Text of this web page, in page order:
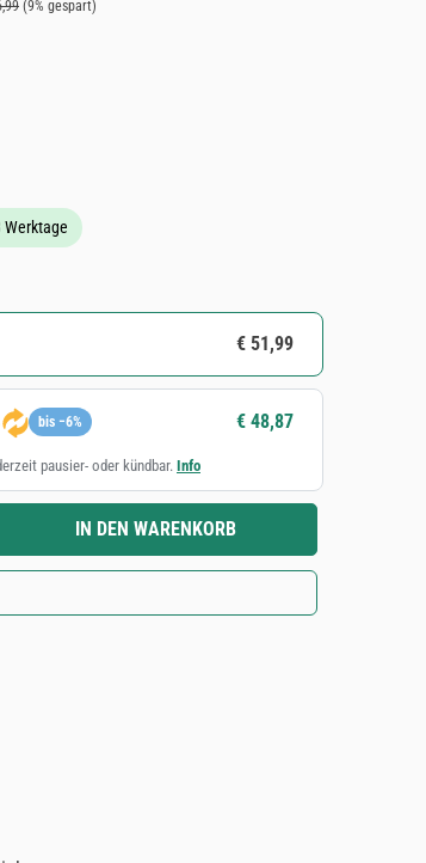
Preis:
(9% gespart)
5 von 5 Sternen
Werktage
€ 51,99
bis −6% € 48,87
pausier- oder kündbar. Info
Wert ein oder benutze die Schaltflächen um die Anzahl zu
IN DEN WARENKORB